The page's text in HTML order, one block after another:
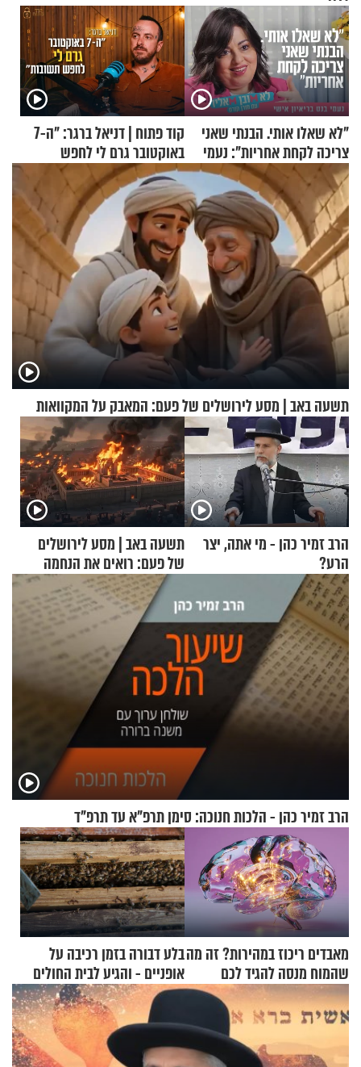
"לא שאלו אותי. הבנתי שאני
צריכה לקחת אחריות": נעמי
בנט בריאיון אישי
קוד פתוח | דניאל ברגר: "ה-7
באוקטובר גרם לי לחפש
תשובות"
תשעה באב | מסע לירושלים של פעם: המאבק על המקוואות
הרב זמיר כהן - מי אתה, יצר
הרע?
תשעה באב | מסע לירושלים
של פעם: רואים את הנחמה
הרב זמיר כהן - הלכות חנוכה: סימן תרפ"א עד תרפ"ד
מאבדים ריכוז במהירות? זה מה
שהמוח מנסה להגיד לכם
בלע דבורה בזמן רכיבה על
אופניים - והגיע לבית החולים
במצב מסכן חיים